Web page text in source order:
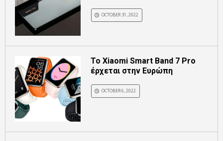
OCTOBER 31, 2022
Το Xiaomi Smart Band 7 Pro
έρχεται στην Ευρώπη
OCTOBER 6, 2022